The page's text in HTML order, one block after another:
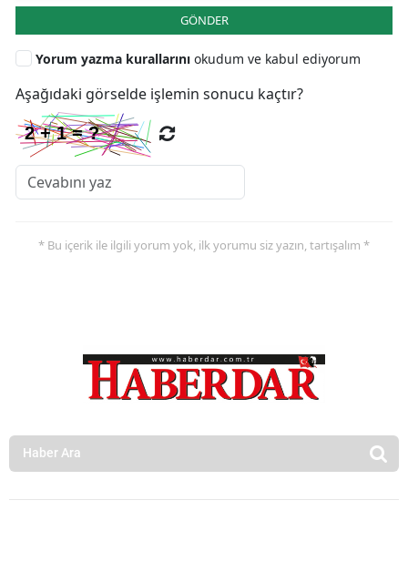
GÖNDER
Yorum yazma kurallarını okudum ve kabul ediyorum
Aşağıdaki görselde işlemin sonucu kaçtır?
* Bu içerik ile ilgili yorum yok, ilk yorumu siz yazın, tartışalım *